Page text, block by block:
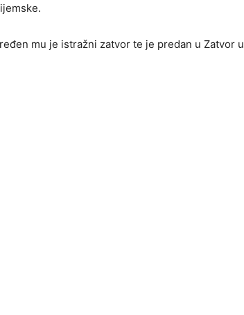
mu je istražni zatvor te je predan u Zatvor u